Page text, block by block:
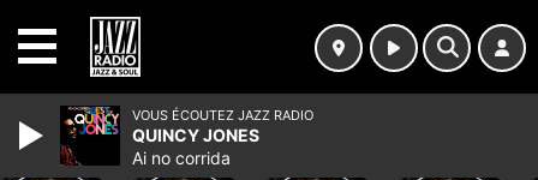
VOUS ÉCOUTEZ JAZZ RADIO
QUINCY JONES
Ai no corrida